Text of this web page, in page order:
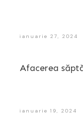
ianuarie 27, 2024
Afacerea
ianuarie 19, 2024